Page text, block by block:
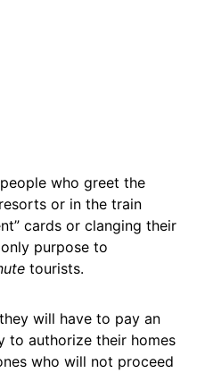
who greet the
or in the train
cards or clanging their
purpose to
tourists.
will have to pay an
to authorize their homes
who will not proceed